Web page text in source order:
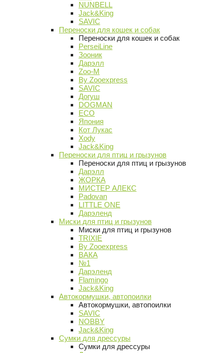
NUNBELL
Jack&King
SAVIC
Переноски для кошек и собак
Переноски для кошек и собак
PerseiLine
Зооник
Дарэлл
Zoo-M
By Zooexpress
SAVIC
Догуш
DOGMAN
ECO
Япония
Кот Лукас
Xody
Jack&King
Переноски для птиц и грызунов
Переноски для птиц и грызунов
Дарэлл
ЖОРКА
МИСТЕР АЛЕКС
Padovan
LITTLE ONE
Дарэленд
Миски для птиц и грызунов
Миски для птиц и грызунов
TRIXIE
By Zooexpress
ВАКА
№1
Дарэленд
Flamingo
Jack&King
Автокормушки, автопоилки
Автокормушки, автопоилки
SAVIC
NOBBY
Jack&King
Сумки для дрессуры
Сумки для дрессуры